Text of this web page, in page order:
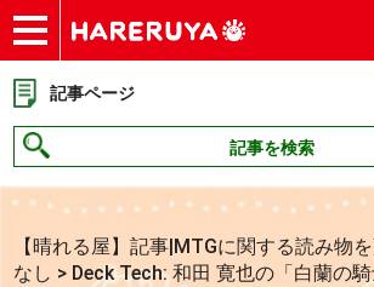
ショップ
買取
記事
デッキ検索
デッキ構築
選手一覧
店舗一覧
イベント
お問い合わせ
記事ページ
記事を検索
【晴れる屋】記事|MTGに関する読み物
なし > Deck Tech: 和田 寛也の「白蘭の騎